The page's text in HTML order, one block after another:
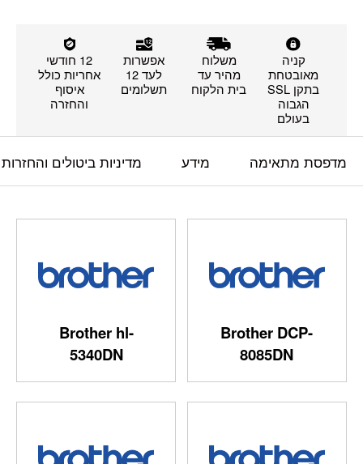
קניה
מאובטחת
בתקן SSL
הגבוה
בעולם
משלוח
מהיר עד
בית הלקוח
אפשרות
לעד 12
תשלומים
12 חודשי
אחריות כולל
איסוף
והחזרה
מדפסת מתאימה מידע מדיניות ביטולים והחזרות
Brother DCP-
8085DN
Brother hl-
5340DN